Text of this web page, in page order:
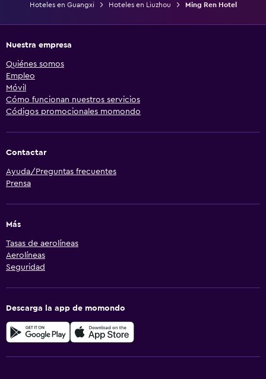
Hoteles en Guangxi
Hoteles en Liuzhou Ming Ren Hotel
Nuestra empresa
Quiénes somos
Empleo
Móvil
Cómo funcionan nuestros servicios
Códigos promocionales momondo
Contactar
Ayuda/Preguntas frecuentes
Prensa
Más
Tasas de aerolíneas
Aerolíneas
Seguridad
Descarga la app de momondo